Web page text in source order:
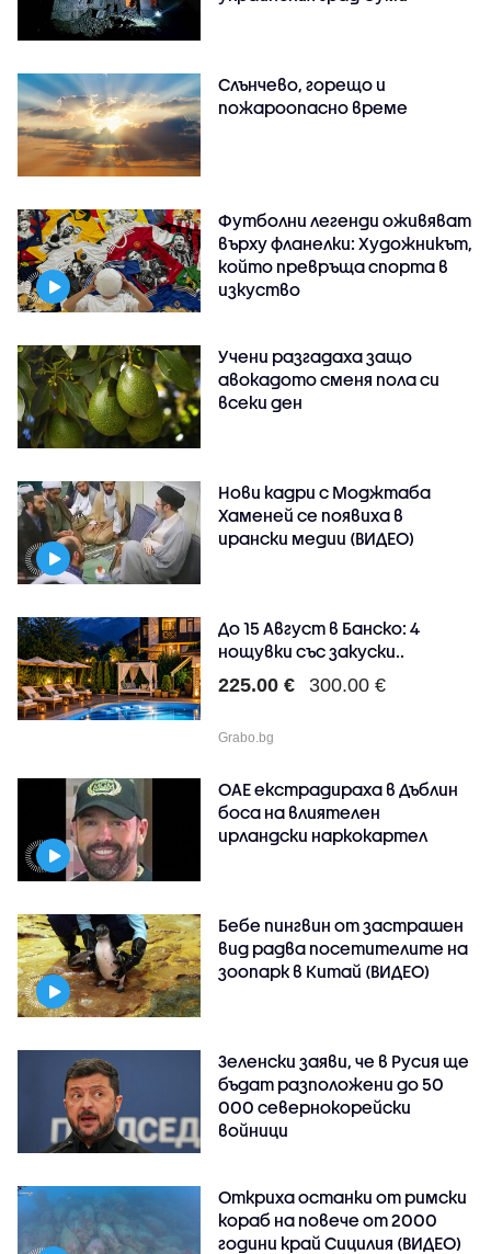
Слънчево, горещо и
пожароопасно време
Футболни легенди оживяват
върху фланелки: Художникът,
който превръща спорта в
изкуство
Учени разгадаха защо
авокадото сменя пола си
всеки ден
Нови кадри с Моджтаба
Хаменей се появиха в
ирански медии (ВИДЕО)
До 15 Август в Банско: 4
нощувки със закуски..
225.00 € 300.00 €
Grabo.bg
ОАЕ екстрадираха в Дъблин
боса на влиятелен
ирландски наркокартел
Бебе пингвин от застрашен
вид радва посетителите на
зоопарк в Китай (ВИДЕО)
Зеленски заяви, че в Русия ще
бъдат разположени до 50
000 севернокорейски
войници
Откриха останки от римски
кораб на повече от 2000
години край Сицилия (ВИДЕО)